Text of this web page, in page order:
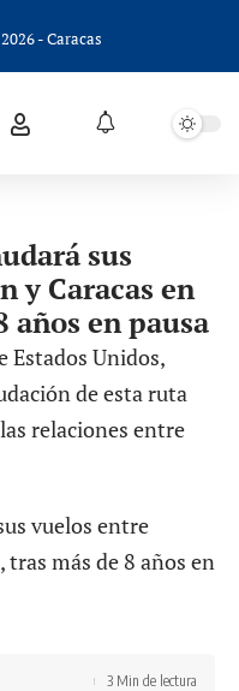
- Caracas
sus
y Caracas en
años en pausa
Estados Unidos,
de esta ruta
relaciones entre
3 Min de lectura